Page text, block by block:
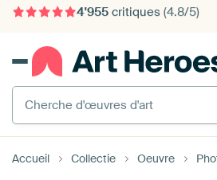
4'955critiques (4.8/5)
375'000+ murs vides remplis
Cherche d'œuvres d'art
Accueil Collectie Oeuvre